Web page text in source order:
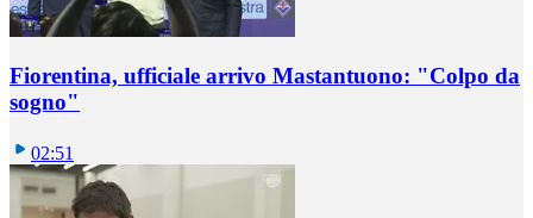
Fiorentina, ufficiale arrivo Mastantuono: "Colpo da
sogno"
02:51